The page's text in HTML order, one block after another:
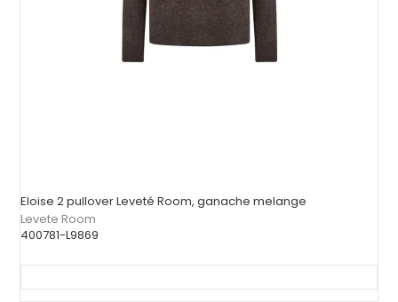
Eloise 2 pullover Leveté Room, ganache melange
Levete Room
400781-L9869